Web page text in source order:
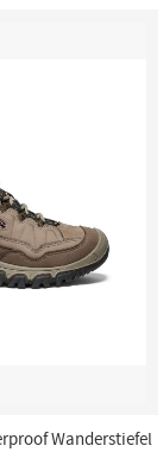
Wanderstiefel